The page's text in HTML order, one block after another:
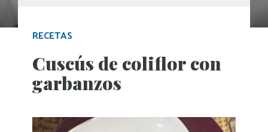
RECETAS
Cuscús de coliflor con
garbanzos